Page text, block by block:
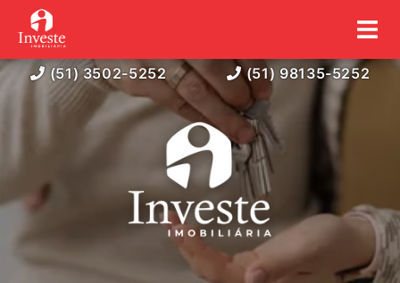
(51) 3502-5252 (51) 98135-5252